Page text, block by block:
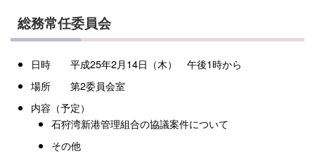
総務常任委員会
日時 平成25年2月14日（木） 午後1時から
場所 第2委員会室
内容（予定）
石狩湾新港管理組合の協議案件について
その他